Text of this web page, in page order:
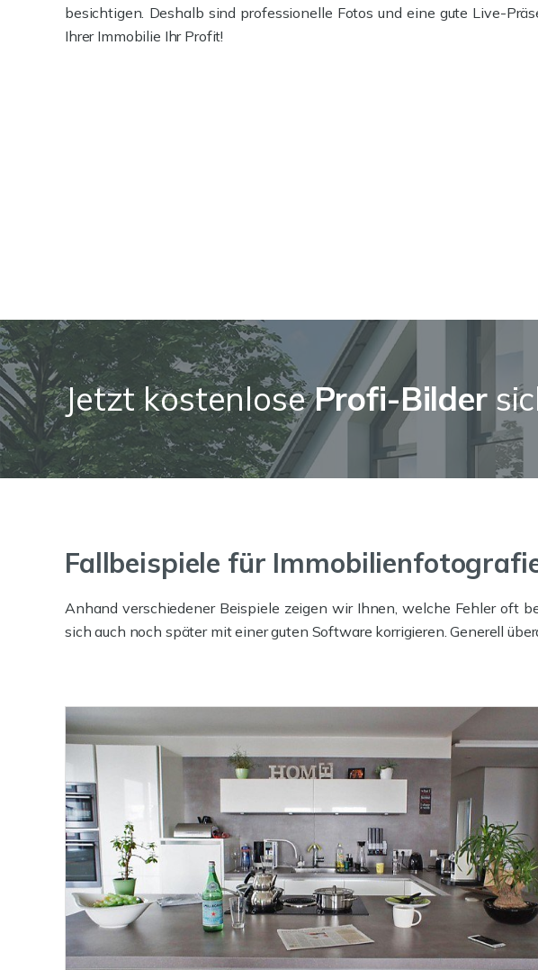
besichtigen. Deshalb sind professionelle Fotos und eine gute Live-
Ihrer Immobilie Ihr Profit!
Jetzt kostenloseProfi-Bilder
Fallbeispiele für
Anhand verschiedener Beispiele zeigen wir Ihnen, welche Fehler oft
sich auch noch später mit einer guten Software korrigieren. Generell